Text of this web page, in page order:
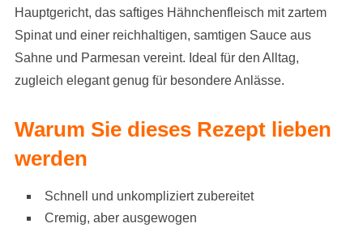
Hauptgericht, das saftiges Hähnchenfleisch mit zartem
Spinat und einer reichhaltigen, samtigen Sauce aus
Sahne und Parmesan vereint. Ideal für den Alltag,
zugleich elegant genug für besondere Anlässe.
Warum Sie dieses Rezept lieben
werden
Schnell und unkompliziert zubereitet
Cremig, aber ausgewogen